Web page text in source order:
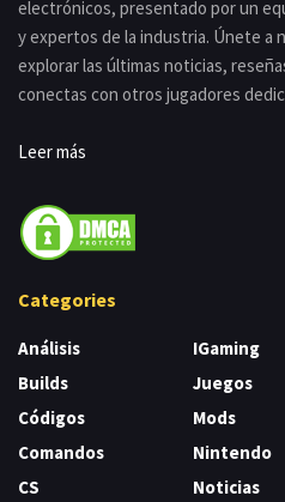
electrónicos, presentado por un
y expertos de la industria. Únete a
explorar las últimas noticias,
conectas con otros jugadores
Leer más
Categories
Análisis
Builds
Códigos
Comandos
CS
IGaming
Juegos
Mods
Nintendo
Noticias